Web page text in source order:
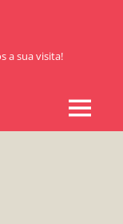
a sua visita!
MENU